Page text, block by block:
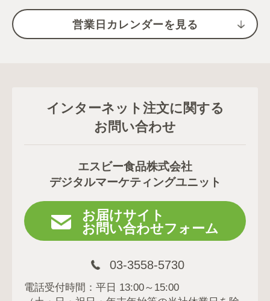
営業日カレンダーを見る
インターネット注文に関する
お問い合わせ
エスビー食品株式会社
デジタルマーケティングユニット
お届けサイト
お問い合わせフォーム
03-3558-5730
電話受付時間：平日 13:00～15:00